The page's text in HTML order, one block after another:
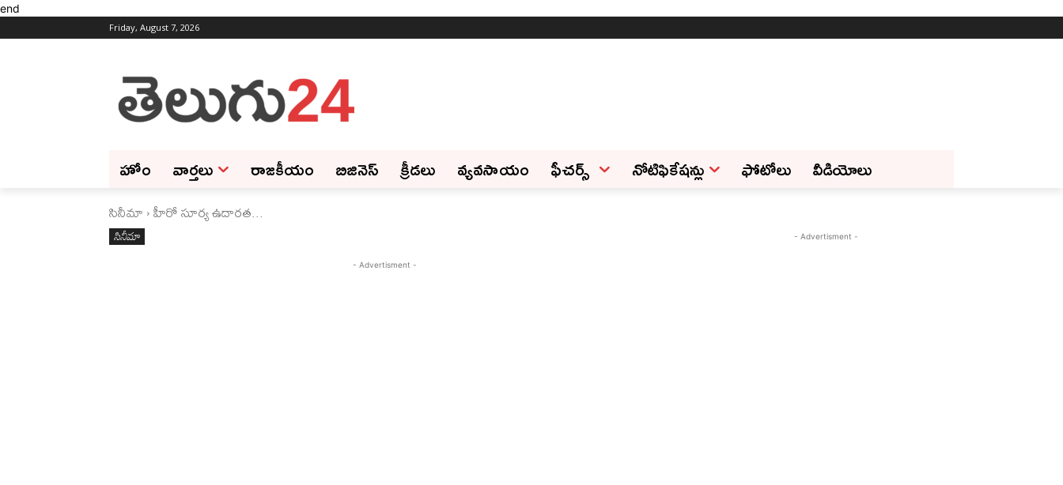
end
Friday, August 7, 2026
హోం వార్తలు రాజకీయం బిజినెస్‌ క్రీడలు వ్యవసాయం ఫీచ‌ర్స్ ‌ నోటిఫికేషన్లు ఫోటోలు వీడియోలు
సినీమా హీరో సూర్య ఉదారత...
సినీమా
- Advertisment -
- Advertisment -